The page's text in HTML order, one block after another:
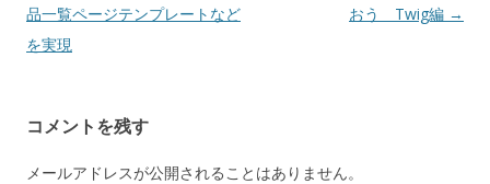
品一覧ページテンプレートなど
を実現
おう Twig編 →
コメントを残す
メールアドレスが公開されることはありません。